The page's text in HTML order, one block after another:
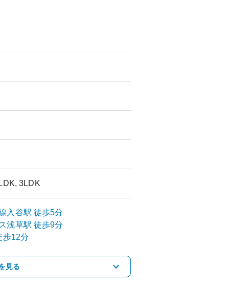
3LDK
入谷駅 徒歩5分
浅草駅 徒歩9分
12分
見る